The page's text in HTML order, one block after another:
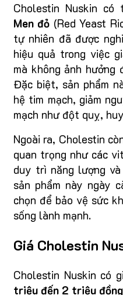
Cholestin Nuskin có
Men đỏ (Red Yeast
tự nhiên đã được
hiệu quả trong việc
mà không ảnh
Đặc biệt, sản phẩm
hệ tim mạch, giảm
mạch như đột quỵ,
Ngoài ra, Cholestin
quan trọng như các
duy trì năng lượng
sản phẩm này ngày
chọn để bảo vệ sức
sống lành mạnh.
Giá Cholestin
Cholestin Nuskin có
triệu đến 2 triệu đồng